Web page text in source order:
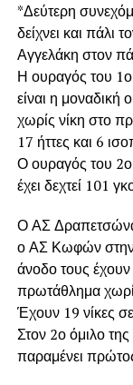
*Δεύτερη
δείχνει και πάλι
Αγγελάκη στον
Η ουραγός του
είναι η μοναδική
χωρίς νίκη στο
17 ήττες και 6
Ο ουραγός του
έχει δεχτεί 101
Ο ΑΣ
ο ΑΣ Κωφών στην
άνοδο τους
πρωτάθλημα
Έχουν 19 νίκες
Στον 2ο όμιλο
παραμένει